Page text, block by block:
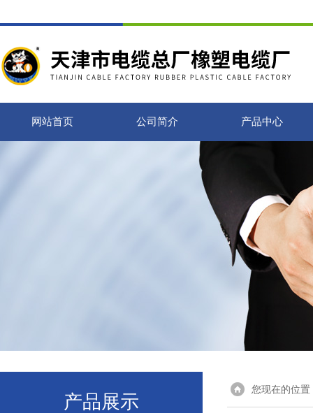
网站首页 公司简介 产品中心
产品展示
您现在的位置